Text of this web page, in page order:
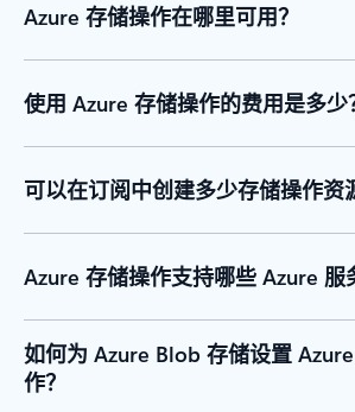
Azure 存储操作在哪里可用？
使用 Azure 存储操作的费用是多少
可以在订阅中创建多少存储操作资
Azure 存储操作支持哪些 Azure 服
如何为 Azure Blob 存储设置
作？